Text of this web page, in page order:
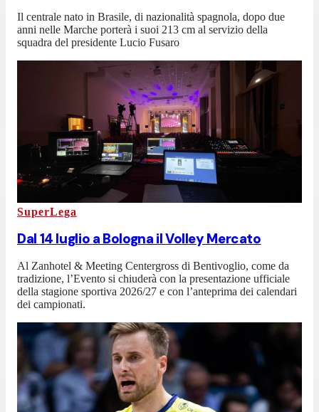
Il centrale nato in Brasile, di nazionalità spagnola, dopo due
anni nelle Marche porterà i suoi 213 cm al servizio della
squadra del presidente Lucio Fusaro
SuperLega
Dal 14 luglio a Bologna il Volley Mercato
Al Zanhotel & Meeting Centergross di Bentivoglio, come da
tradizione, l’Evento si chiuderà con la presentazione ufficiale
della stagione sportiva 2026/27 e con l’anteprima dei calendari
dei campionati.